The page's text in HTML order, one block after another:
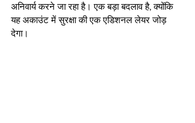
अनिवार्य करने जा रहा है। एक बड़ा बदलाव है, क्योंकि
यह अकाउंट में सुरक्षा की एक एडिशनल लेयर जोड़
देगा।